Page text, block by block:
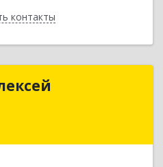
контакты
Алексей